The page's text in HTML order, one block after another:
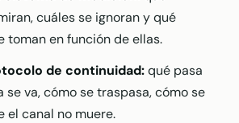
cuáles se ignoran y qué
toman en función de ellas.
de continuidad:qué pasa
se va, cómo se traspasa, cómo se
el canal no muere.